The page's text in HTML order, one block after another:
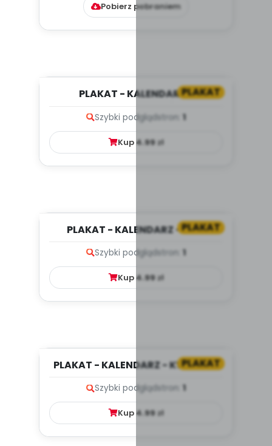
Pobierz pobraniem
PLAKAT
PLAKAT - KALENDARZ -
Szybki podglądstron: 1
Kup4.99zł
PLAKAT
PLAKAT - KALENDARZ - MAJ
Szybki podglądstron: 1
Kup4.99zł
PLAKAT
PLAKAT - KALENDARZ - KWIECIEŃ
Szybki podgląd stron: 1
Kup 4.99zł